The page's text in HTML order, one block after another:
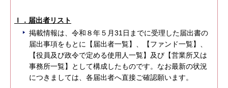
Ｉ．届出者リスト
掲載情報は、令和８年５月31日までに受理した届出書の
届出事項をもとに【届出者一覧】、【ファンド一覧】、
【役員及び政令で定める使用人一覧】及び【営業所又は
事務所一覧】として構成したものです。なお最新の状況
につきましては、各届出者へ直接ご確認願います。